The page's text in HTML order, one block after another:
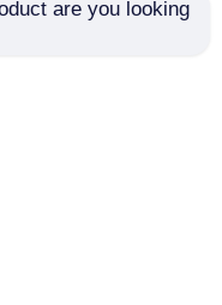
are you looking